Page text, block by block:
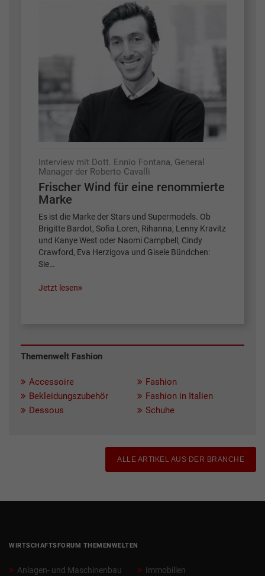
Interview mit Dott. Ennio Fontana, General
Manager der Roberto Cavalli
Frischer Wind für eine renommierte
Marke
Es ist die Marke der Stars und Supermodels. Ob
Brigitte Bardot, Sofia Loren, Rihanna, Lenny Kravitz
und Kanye West oder Naomi Campbell, Cindy
Crawford, Eva Herzigova und Gisele Bündchen:
Sie…
Jetzt lesen
Themenwelt Fashion
Accessoire
Bekleidungszubehör
Dessous
Fashion
Fashion in Italien
Schuhe
ALLE ARTIKEL AUS DER BRANCHE
WIRTSCHAFTSFORUM THEMENWELTEN
Anlagen- und Maschinenbau
Immobilien